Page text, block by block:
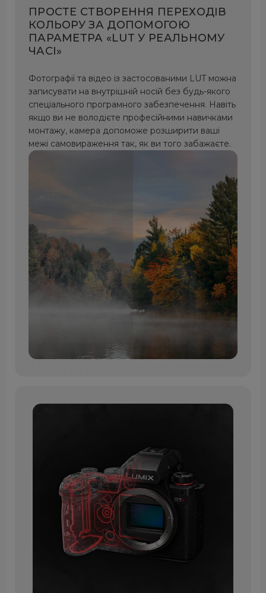
ПРОСТЕ СТВОРЕННЯ ПЕРЕХОДІВ
КОЛЬОРУ ЗА ДОПОМОГОЮ
ПАРАМЕТРА «LUT У РЕАЛЬНОМУ
ЧАСІ»
Фотографії та відео із застосованими LUT можна
записувати на внутрішній носій без будь-якого
спеціального програмного забезпечення. Навіть
якщо ви не володієте професійними навичками
монтажу, камера допоможе розширити ваші
межі самовираження так, як ви того забажаєте.